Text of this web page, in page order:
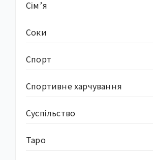
Сім’я
Соки
Спорт
Спортивне харчування
Суcпільство
Таро